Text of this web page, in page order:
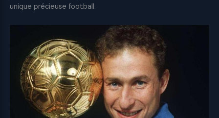
unique précieuse football.